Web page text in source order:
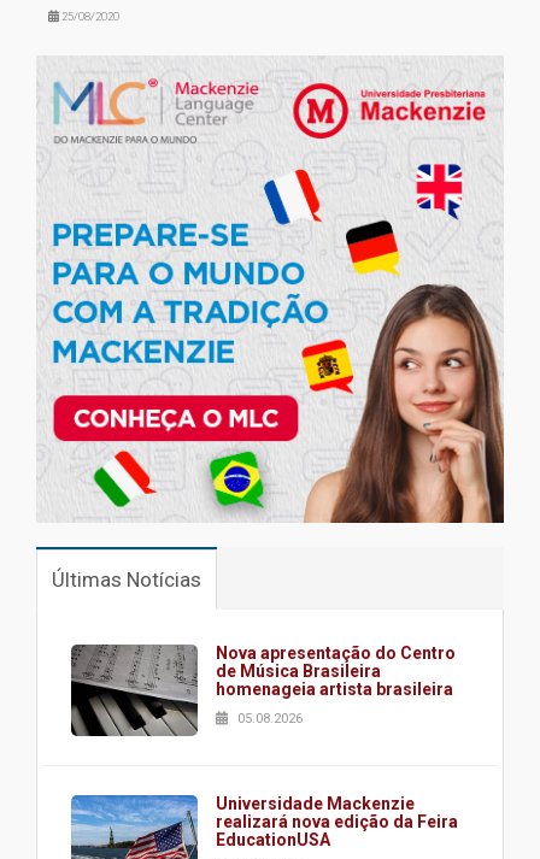
25/08/2020
Últimas Notícias
Nova apresentação do Centro
de Música Brasileira
homenageia artista brasileira
05.08.2026
Universidade Mackenzie
realizará nova edição da Feira
EducationUSA